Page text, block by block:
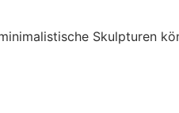
Skulpturen